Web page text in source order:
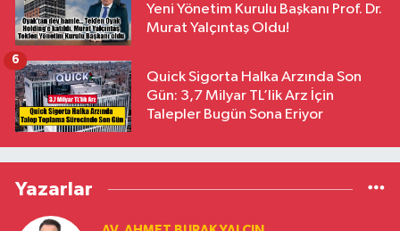
Yeni Yönetim Kurulu Başkanı Prof. Dr.
Murat Yalçıntaş Oldu!
Quick Sigorta Halka Arzında Son
Gün: 3,7 Milyar TL’lik Arz İçin
Talepler Bugün Sona Eriyor
6
Yazarlar